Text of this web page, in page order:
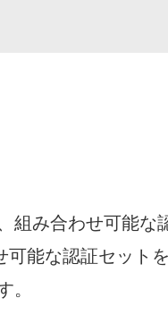
組み合わせ可能な
可能な認証セット
。